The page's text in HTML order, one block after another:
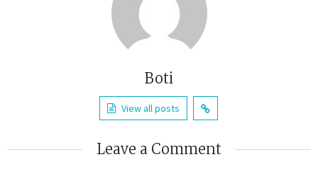
Boti
View all posts
Leave a Comment